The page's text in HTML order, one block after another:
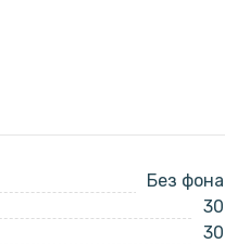
Без фона
30
30